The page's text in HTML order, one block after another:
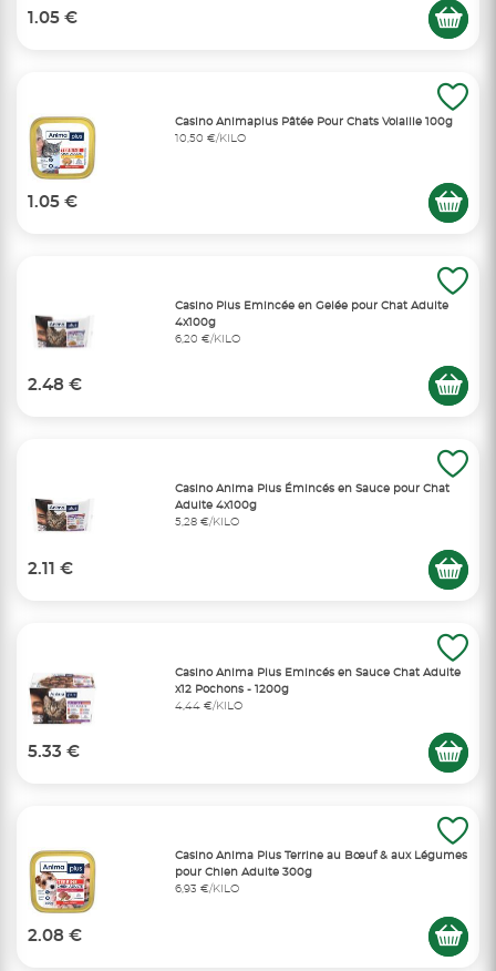
1.05 €
Casino Animaplus Pâtée Pour Chats Volaille 100g
10,50 €/KILO
1.05 €
Casino Plus Emincée en Gelée pour Chat Adulte
4x100g
6,20 €/KILO
2.48 €
Casino Anima Plus Émincés en Sauce pour Chat
Adulte 4x100g
5,28 €/KILO
2.11 €
Casino Anima Plus Emincés en Sauce Chat Adulte
x12 Pochons - 1200g
4,44 €/KILO
5.33 €
Casino Anima Plus Terrine au Bœuf & aux Légumes
pour Chien Adulte 300g
6,93 €/KILO
2.08 €